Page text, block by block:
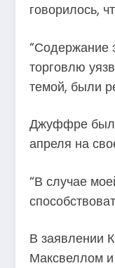
говорилось,
“Содержание
торговлю
темой, были
Джуффре
апреля на
“В случае
В заявлении
Максвеллом